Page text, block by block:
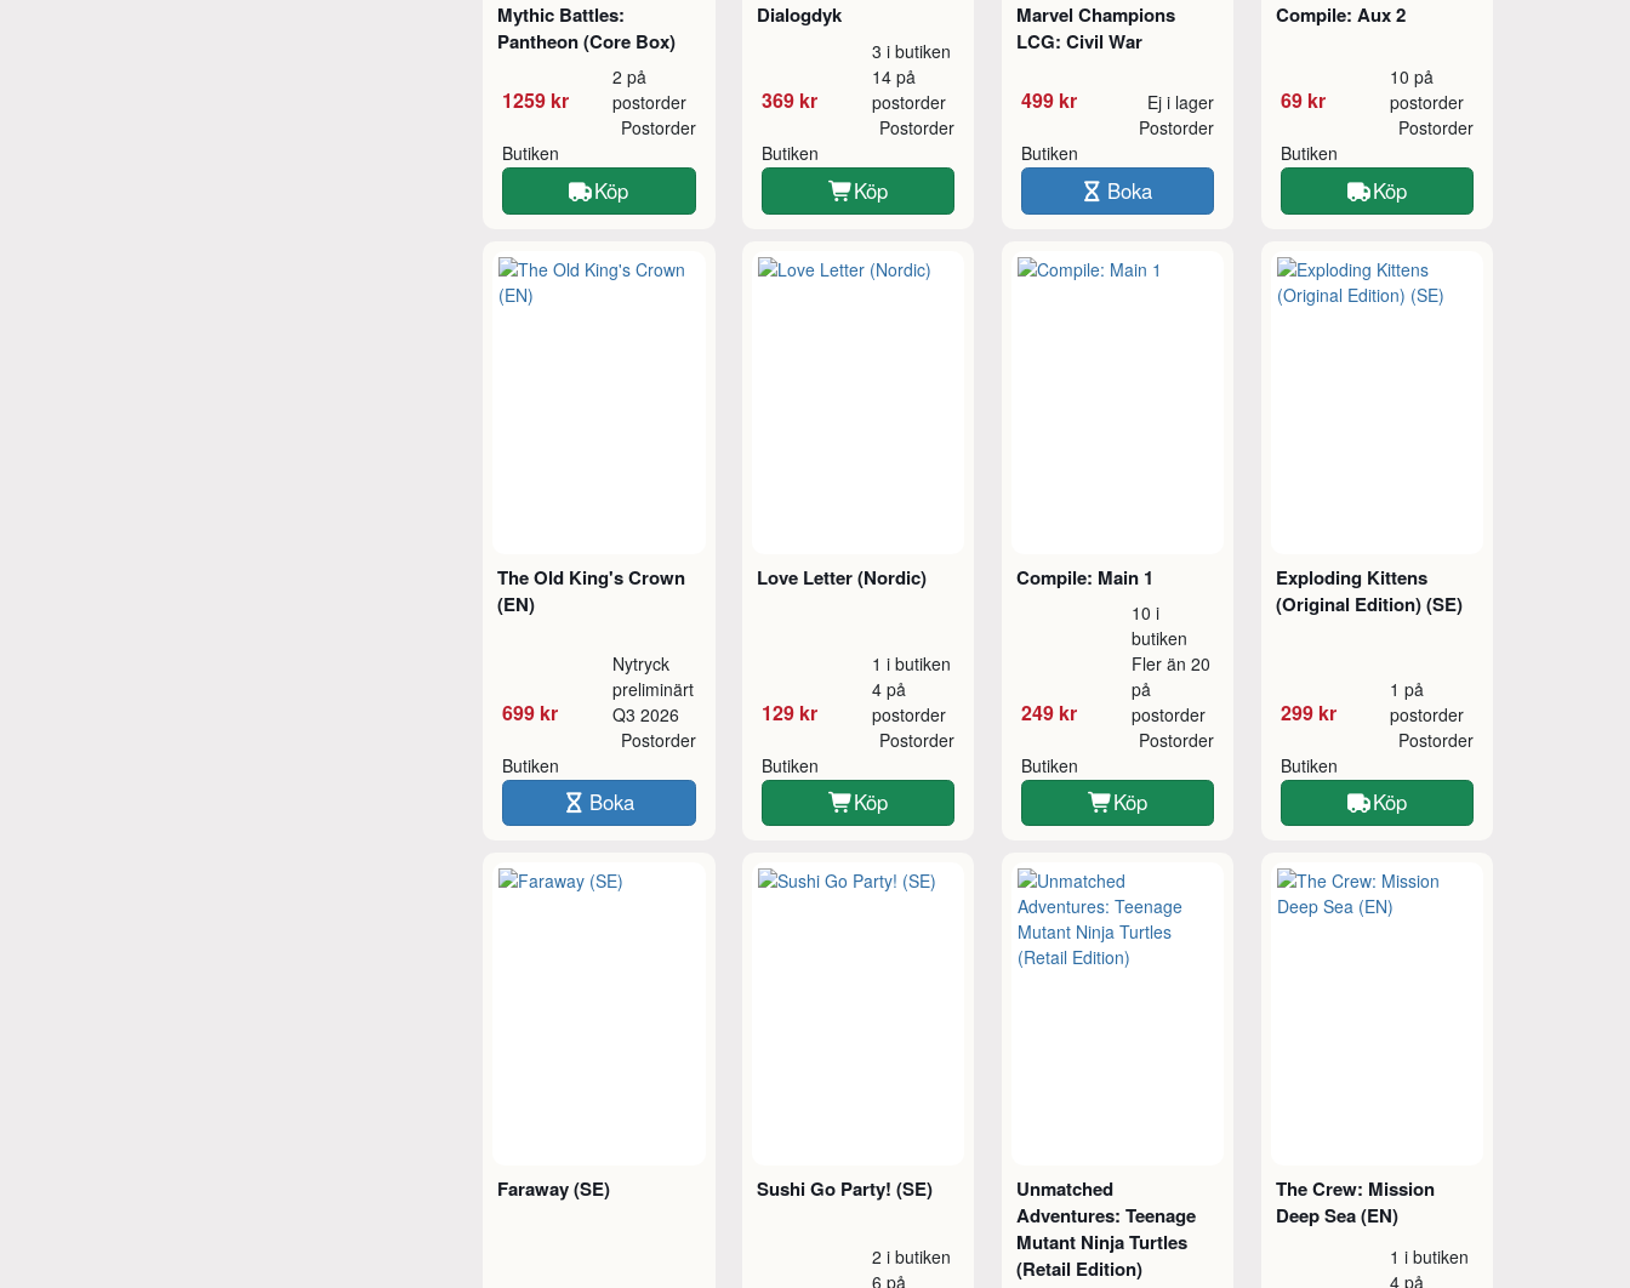
Mythic Battles:
Pantheon (Core Box)
1259 kr
2 på
postorder
Butiken
Postorder
Köp
Dialogdyk
369 kr
3 i butiken
14 på
postorder
Butiken
Postorder
Köp
Marvel Champions
LCG: Civil War
499 kr Ej i lager
Butiken
Postorder
Boka
Compile: Aux 2
69 kr
10 på
postorder
Butiken
Postorder
Köp
The Old King's Crown
(EN)
699 kr
Nytryck
preliminärt
Q3 2026
Butiken
Postorder
Boka
Love Letter (Nordic)
129 kr
1 i butiken
4 på
postorder
Butiken
Postorder
Köp
Compile: Main 1
249 kr
10 i
butiken
Fler än 20
på
postorder
Butiken
Postorder
Köp
Exploding Kittens
(Original Edition) (SE)
299 kr
1 på
postorder
Butiken
Postorder
Köp
Faraway (SE) Sushi Go Party! (SE)
2 i butiken
6 på
Unmatched
Adventures: Teenage
Mutant Ninja Turtles
(Retail Edition)
The Crew: Mission
Deep Sea (EN)
1 i butiken
4 på